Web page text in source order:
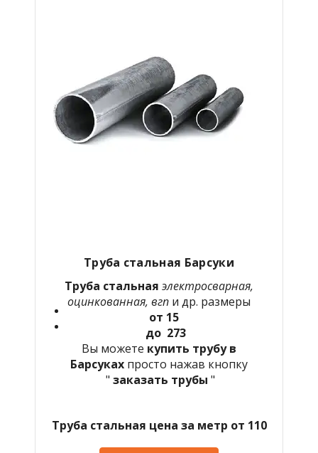
Труба стальная Барсуки
Труба стальная электросварная,
оцинкованная, вгп и др. размеры
от 15
до 273
Вы можете купить трубу в
Барсуках просто нажав кнопку
" заказать трубы "
Труба стальная цена за метр от 110